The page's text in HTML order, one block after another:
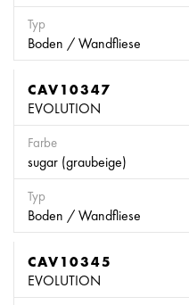
Typ
Boden / Wandfliese
CAV10347
EVOLUTION
Farbe
sugar (graubeige)
Typ
Boden / Wandfliese
CAV10345
EVOLUTION